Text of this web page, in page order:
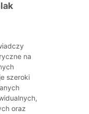
na
szeroki
oraz